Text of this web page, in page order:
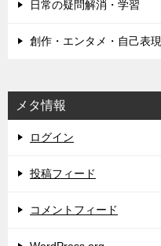
日常の疑問解消・学習
創作・エンタメ・自己表現
メタ情報
ログイン
投稿フィード
コメントフィード